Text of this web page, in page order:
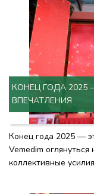
КОНЕЦ ГОДА 2025
ВПЕЧАТЛЕНИЯ
Конец года 2025 —
Vemedim
коллективные